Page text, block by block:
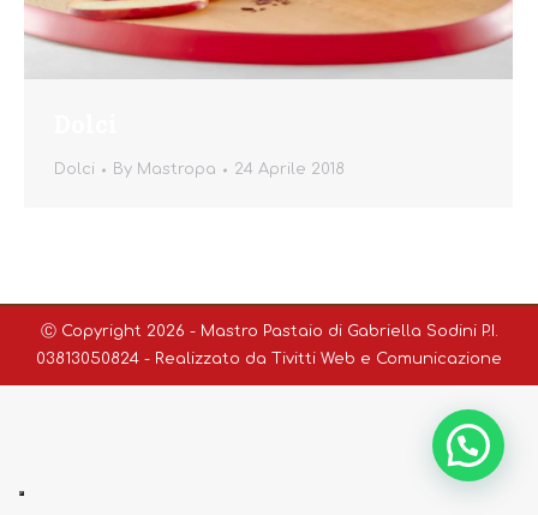
Dolci By Mastropa 24 Aprile 2018
Ⓒ Copyright 2026 - Mastro Pastaio di Gabriella Sodini P.I.
03813050824 - Realizzato da
Tivitti Web e Comunicazione